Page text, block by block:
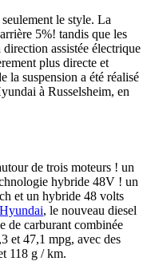
le style. La
5%! tandis que les
assistée électrique
plus directe et
la suspension a été réalisé
à Russelsheim, en
de trois moteurs ! un
hybride 48V ! un
et un hybride 48 volts
Hyundai, le nouveau diesel
de carburant combinée
et 47,1 mpg, avec des
118 g / km.